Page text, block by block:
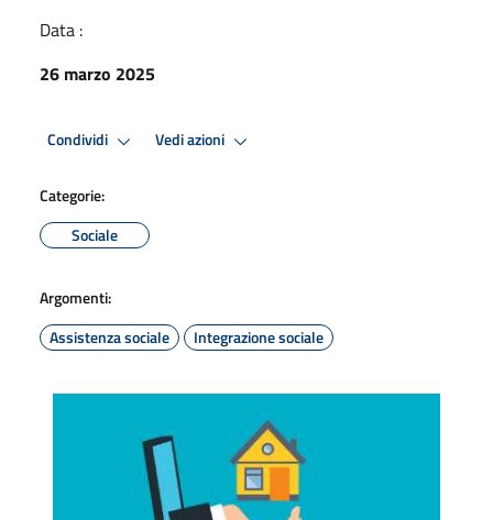
Data :
26 marzo 2025
Condividi Vedi azioni
Categorie:
Sociale
Argomenti:
Assistenza sociale
Integrazione sociale